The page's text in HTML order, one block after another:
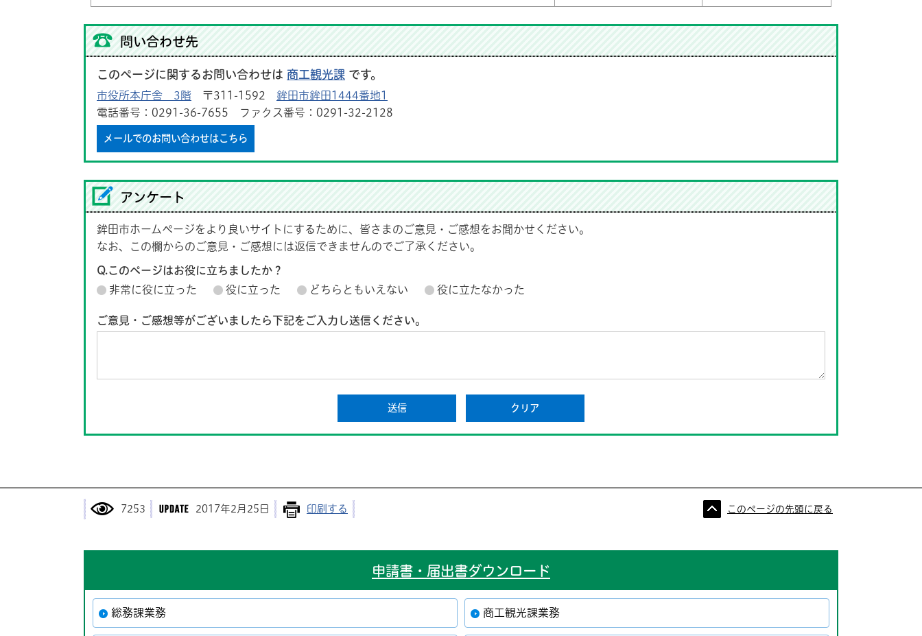
問い合わせ先
このページに関するお問い合わせは 商工観光課 です。
市役所本庁舎 3階 〒311-1592 鉾田市鉾田1444番地1
電話番号：0291-36-7655 ファクス番号：0291-32-2128
メールでのお問い合わせはこちら
アンケート
鉾田市ホームページをより良いサイトにするために、皆さまのご意見・ご感想をお聞かせください。
なお、この欄からのご意見・ご感想には返信できませんのでご了承ください。
Q.このページはお役に立ちましたか？
非常に役に立った
役に立った どちらともいえない 役に立たなかった
ご意見・ご感想等がございましたら下記をご入力し送信ください。
7253 2017年2月25日 印刷する このページの先頭に戻る
申請書・届出書ダウンロード
総務課業務 商工観光課業務